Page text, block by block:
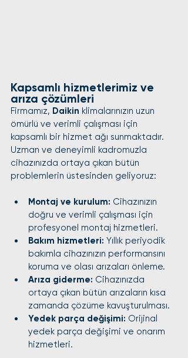
Kapsamlı hizmetlerimiz ve
arıza çözümleri
Firmamız, Daikin klimalarınızın uzun
ömürlü ve verimli çalışması için
kapsamlı bir hizmet ağı sunmaktadır.
Uzman ve deneyimli kadromuzla
cihazınızda ortaya çıkan bütün
problemlerin üstesinden geliyoruz:
Montaj ve kurulum: Cihazınızın
doğru ve verimli çalışması için
profesyonel montaj hizmetleri.
Bakım hizmetleri: Yıllık periyodik
bakımla cihazınızın performansını
koruma ve olası arızaları önleme.
Arıza giderme: Cihazınızda
ortaya çıkan bütün arızaların kısa
zamanda çözüme kavuşturulması.
Yedek parça değişimi: Orijinal
yedek parça değişimi ve onarım
hizmetleri.